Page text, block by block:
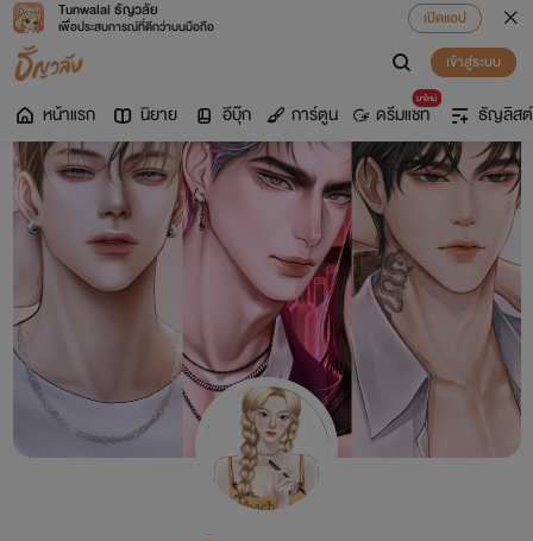
Tunwalai ธัญวลัย
เพื่อประสบการณ์ที่ดีกว่าบนมือถือ
เปิดแอป
เข้าสู่ระบบ
หน้าแรก นิยาย อีบุ๊ก การ์ตูน
มาใหม่
ดรีมแชท ธัญลิสต์